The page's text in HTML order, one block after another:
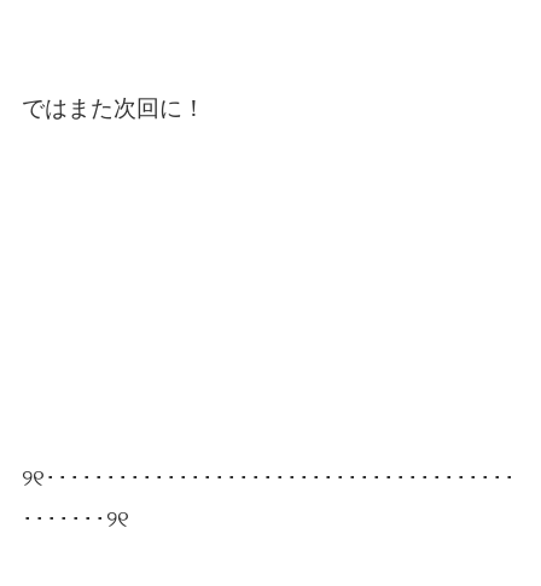
ではまた次回に！
୨୧･･･････････････････････････････････････
･･･････୨୧